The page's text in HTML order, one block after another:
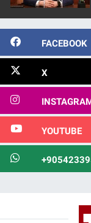
FACEBOOK
X
YOUTUBE